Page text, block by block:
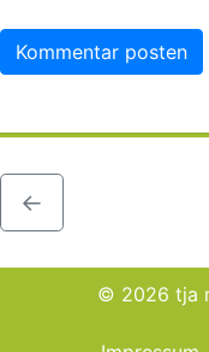
←
© 2026 tja